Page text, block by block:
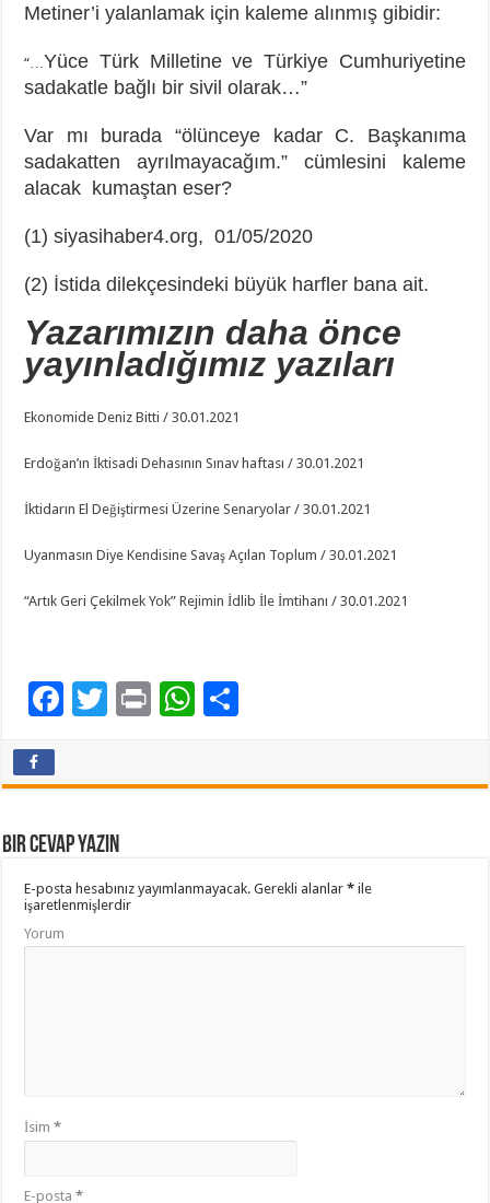
Metiner’i yalanlamak için kaleme alınmış gibidir:
“… Yüce Türk Milletine ve Türkiye Cumhuriyetine
sadakatle bağlı bir sivil olarak…”
Var mı burada “ölünceye kadar C. Başkanıma
sadakatten ayrılmayacağım.” cümlesini kaleme
alacak kumaştan eser?
(1) siyasihaber4.org, 01/05/2020
(2) İstida dilekçesindeki büyük harfler bana ait.
Yazarımızın daha önce
yayınladığımız yazıları
Ekonomide Deniz Bitti / 30.01.2021
Erdoğan’ın İktisadi Dehasının Sınav haftası / 30.01.2021
İktidarın El Değiştirmesi Üzerine Senaryolar / 30.01.2021
Uyanmasın Diye Kendisine Savaş Açılan Toplum / 30.01.2021
“Artık Geri Çekilmek Yok” Rejimin İdlib İle İmtihanı / 30.01.2021
F
o
o
k
T
Pr W
Bir cevap yazın
E-posta hesabınız yayımlanmayacak. Gerekli alanlar* ile
işaretlenmişlerdir
Yorum
İsim*
E-posta*